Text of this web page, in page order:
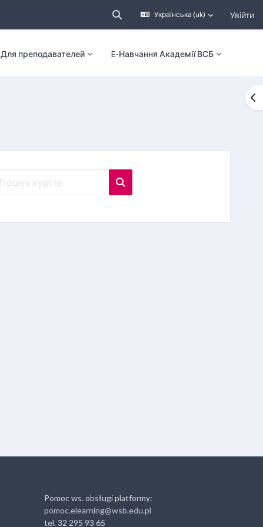
Переключити введення пошуку
Українська ‎(uk)‎ Увійти
Для преподавателей E-Навчання Академії ВСБ
Пошук курсів
Pomoc ws. obsługi platformy:
pomoc.elearning@wsb.edu.pl
tel. 32 295 93 65